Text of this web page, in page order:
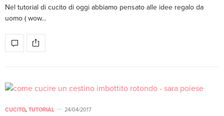
Nel tutorial di cucito di oggi abbiamo pensato alle idee regalo da
uomo ( wow…
CUCITO, TUTORIAL 24/04/2017